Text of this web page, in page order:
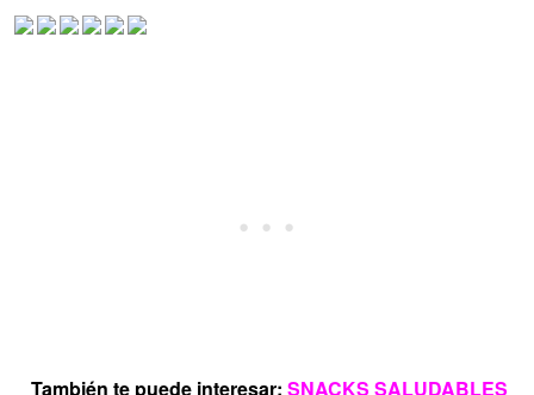
También te puede interesar: SNACKS SALUDABLES